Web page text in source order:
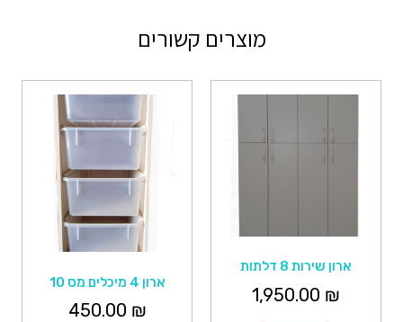
מוצרים קשורים
ארון שירות 8 דלתות
1,950.00 ₪
ארון 4 מיכלים מס 10
450.00 ₪